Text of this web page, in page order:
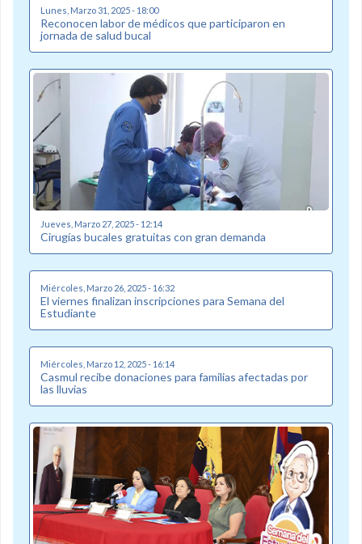
Lunes, Marzo 31, 2025 - 18:00
Reconocen labor de médicos que participaron en
jornada de salud bucal
Jueves, Marzo 27, 2025 - 12:14
Cirugías bucales gratuitas con gran demanda
Miércoles, Marzo 26, 2025 - 16:32
El viernes finalizan inscripciones para Semana del
Estudiante
Miércoles, Marzo 12, 2025 - 16:14
Casmul recibe donaciones para familias afectadas por
las lluvias